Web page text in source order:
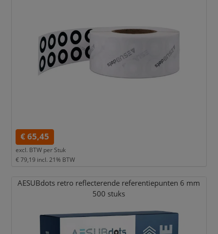
€ 65,45
excl. BTW per Stuk
€ 79,19 incl. 21% BTW
AESUBdots retro reflecterende referentiepunten 6 mm
500 stuks